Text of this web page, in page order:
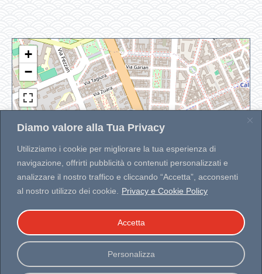
Diamo valore alla Tua Privacy
Utilizziamo i cookie per migliorare la tua esperienza di
navigazione, offrirti pubblicità o contenuti personalizzati e
analizzare il nostro traffico e cliccando “Accetta”, acconsenti
al nostro utilizzo dei cookie.
Privacy e Cookie Policy
Personalizza
Accetta
+
−
© 2025 Zen Market Milano Italia – P. IVA 10083600964